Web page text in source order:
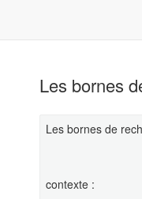
Les bornes
Les bornes de
contexte :